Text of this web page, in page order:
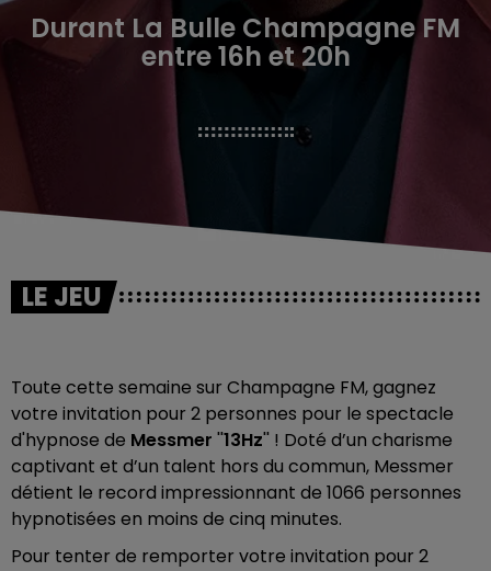
Durant La Bulle Champagne FM
entre 16h et 20h
LE JEU
Toute cette semaine sur Champagne FM, gagnez
votre invitation pour 2 personnes pour le spectacle
d'hypnose de Messmer ''13Hz'' ! Doté d’un charisme
captivant et d’un talent hors du commun, Messmer
détient le record impressionnant de 1066 personnes
hypnotisées en moins de cinq minutes.
Pour tenter de remporter votre invitation pour 2